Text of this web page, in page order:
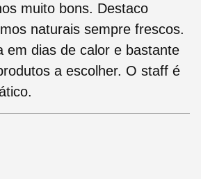
muito bons. Destaco
naturais sempre frescos.
em dias de calor e bastante
a escolher. O staff é